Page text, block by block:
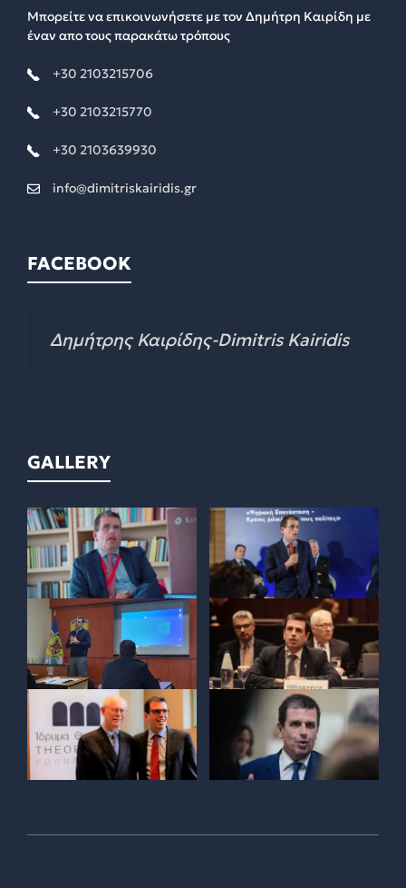
Μπορείτε να επικοινωνήσετε με τον Δημήτρη Καιρίδη με
έναν απο τους παρακάτω τρόπους
+30 2103215706
+30 2103215770
+30 2103639930
info@dimitriskairidis.gr
FACEBOOK
Δημήτρης Καιρίδης-Dimitris Kairidis
GALLERY